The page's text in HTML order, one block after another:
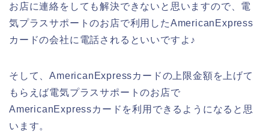
お店に連絡をしても解決できないと思いますので、電
気プラスサポートのお店で利用したAmericanExpress
カードの会社に電話されるといいですよ♪
そして、AmericanExpressカードの上限金額を上げて
もらえば電気プラスサポートのお店で
AmericanExpressカードを利用できるようになると思
います。